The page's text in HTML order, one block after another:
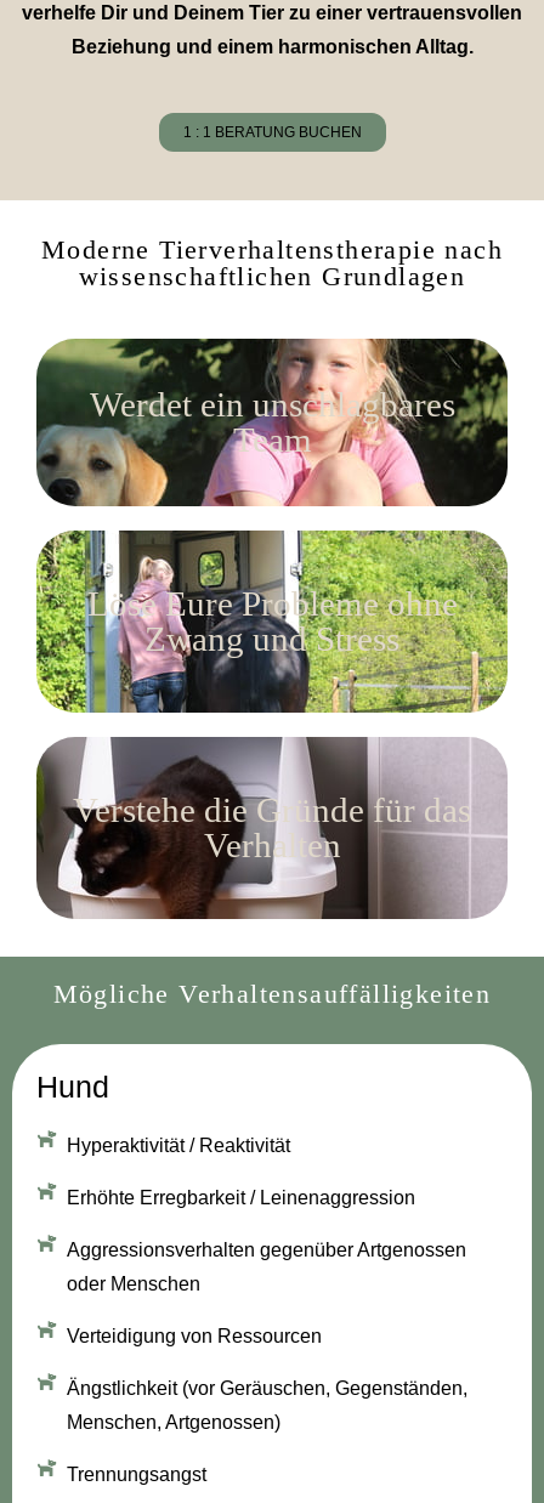
verhelfe Dir und Deinem Tier zu einer vertrauensvollen
Beziehung und einem harmonischen Alltag.
1 : 1 BERATUNG BUCHEN
Moderne Tierverhaltenstherapie nach
wissenschaftlichen Grundlagen
Werdet ein unschlagbares
Team
Löse Eure Probleme ohne
Zwang und Stress
Verstehe die Gründe für das
Verhalten
Mögliche Verhaltensauffälligkeiten
Hund
Hyperaktivität / Reaktivität
Erhöhte Erregbarkeit / Leinenaggression
Aggressionsverhalten gegenüber Artgenossen
oder Menschen
Verteidigung von Ressourcen
Ängstlichkeit (vor Geräuschen, Gegenständen,
Menschen, Artgenossen)
Trennungsangst